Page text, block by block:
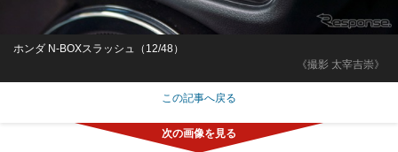
《撮影 太宰吉崇》
ホンダ N-BOXスラッシュ（12/48）
この記事へ戻る